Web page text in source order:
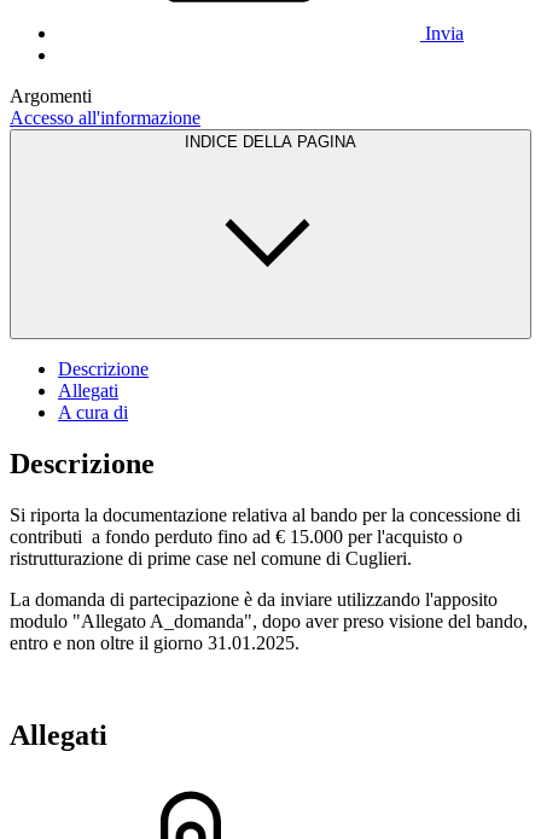
Invia
Argomenti
Accesso all'informazione
INDICE DELLA PAGINA
Descrizione
Allegati
A cura di
Descrizione
Si riporta la documentazione relativa al bando per la concessione di
contributi a fondo perduto fino ad € 15.000 per l'acquisto o
ristrutturazione di prime case nel comune di Cuglieri.
La domanda di partecipazione è da inviare utilizzando l'apposito
modulo "Allegato A_domanda", dopo aver preso visione del bando,
entro e non oltre il giorno 31.01.2025.
Allegati